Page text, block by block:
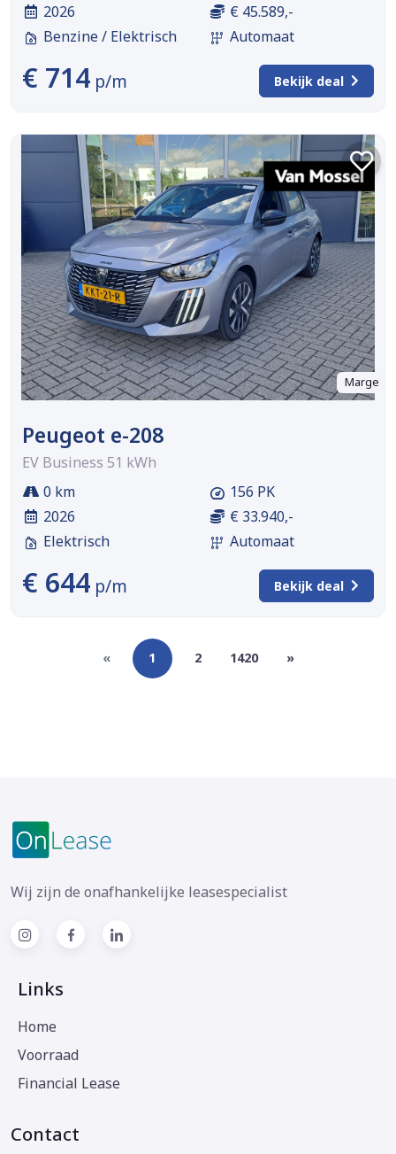
2026
Benzine / Elektrisch
€ 45.589,-
Automaat
€ 714 p/m Bekijk deal
Marge
Peugeot e-208
EV Business 51 kWh
0 km
2026
Elektrisch
156 PK
€ 33.940,-
Automaat
€ 644 p/m Bekijk deal
« 1 2 1420 »
Wij zijn de onafhankelijke leasespecialist
Links
Home
Voorraad
Financial Lease
Contact